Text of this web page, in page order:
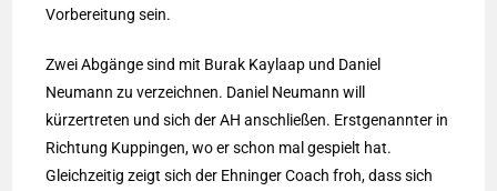
Vorbereitung sein.
Zwei Abgänge sind mit Burak Kaylaap und Daniel
Neumann zu verzeichnen. Daniel Neumann will
kürzertreten und sich der AH anschließen. Erstgenannter in
Richtung Kuppingen, wo er schon mal gespielt hat.
Gleichzeitig zeigt sich der Ehninger Coach froh, dass sich